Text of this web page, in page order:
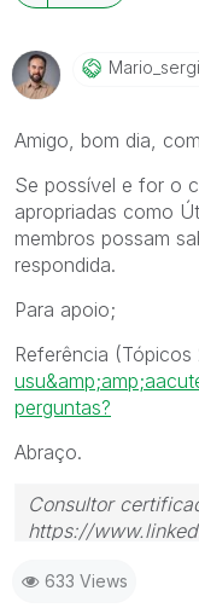
Amigo, bom dia,
Se possível e for o
apropriadas como
membros possam
respondida.
Para apoio;
Referência (Tópicos
perguntas?
Abraço.
Consultor
https://
633 Views